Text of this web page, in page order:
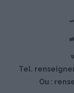
Tel.
Ou :